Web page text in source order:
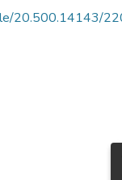
20.500.14143/